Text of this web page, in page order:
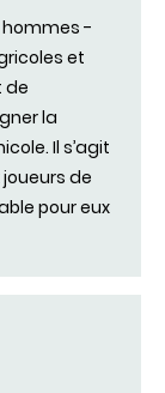
hommes -
et
de
la
Il s’agit
de
pour eux